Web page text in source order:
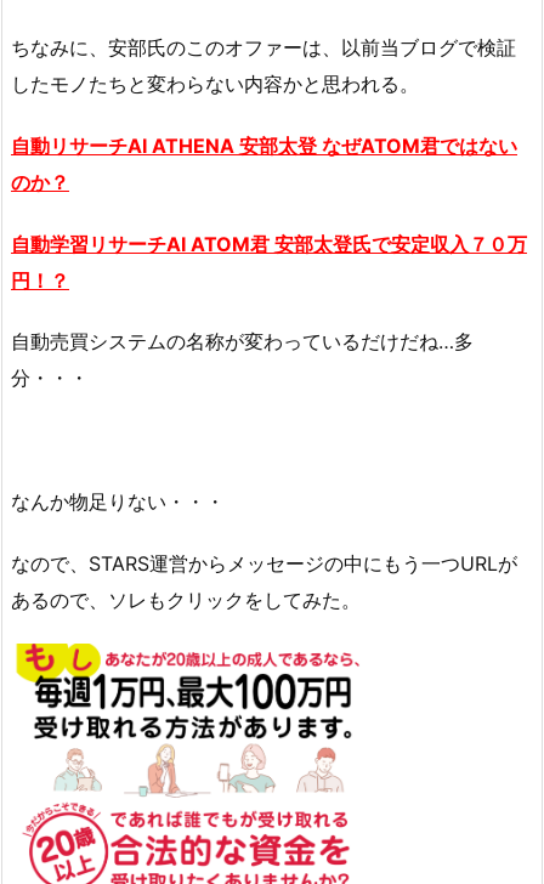
ちなみに、安部氏のこのオファーは、以前当ブログで検証
したモノたちと変わらない内容かと思われる。
自動リサーチAI ATHENA 安部太登 なぜATOM君ではない
のか？
自動学習リサーチAI ATOM君 安部太登氏で安定収入７０万
円！？
自動売買システムの名称が変わっているだけだね…多
分・・・
なんか物足りない・・・
なので、STARS運営からメッセージの中にもう一つURLが
あるので、ソレもクリックをしてみた。